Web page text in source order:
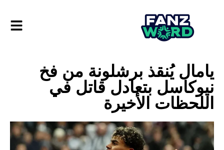
يامال يُنقذ برشلونة من فخ
نيوكاسل بتعادل قاتل في
اللحظات الأخيرة